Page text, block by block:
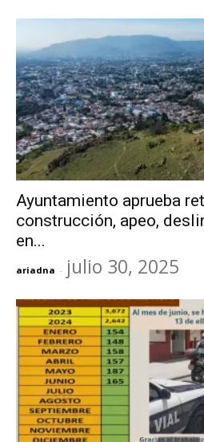
Ayuntamiento aprueba
construcción, apeo,
en...
ariadna - julio 30, 2025